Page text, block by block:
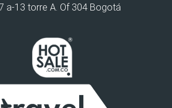
a-13 torre A. Of 304 Bogotá